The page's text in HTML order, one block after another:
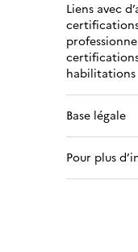
Liens avec
habilitations
Base légale
Pour plus